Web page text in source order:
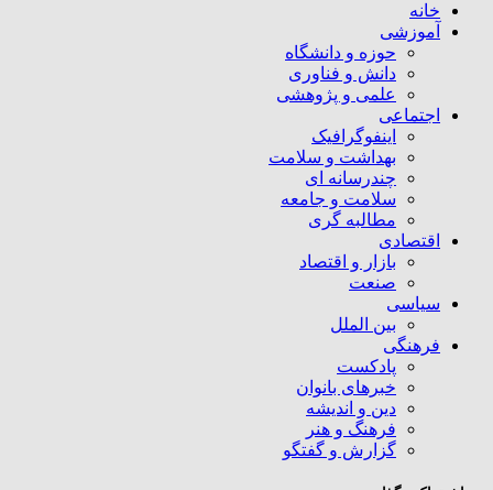
خانه
آموزشی
حوزه و دانشگاه
دانش و فناوری
علمی و پژوهشی
اجتماعی
اینفوگرافیک
بهداشت و سلامت
چندرسانه ای
سلامت و جامعه
مطالبه گری
اقتصادی
بازار و اقتصاد
صنعت
سیاسی
بین الملل
فرهنگی
پادکست
خبرهای بانوان
دین و اندیشه
فرهنگ و هنر
گزارش و گفتگو